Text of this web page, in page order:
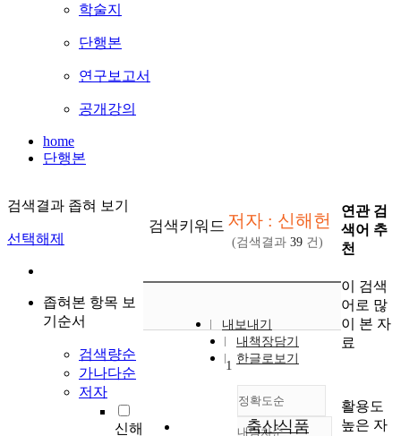
학술지
단행본
연구보고서
공개강의
home
단행본
검색결과 좁혀 보기
선택해제
좁혀본 항목 보
기순서
검색량순
가나다순
저자
신해
검색키워드 저자 : 신해헌
(검색결과 39 건)
내보내기
내책장담기
한글로보기
정확도순
내림차순
1
축산식품
연관 검
색어 추
천
이 검색
어로 많
이 본 자
료
활용도
높은 자